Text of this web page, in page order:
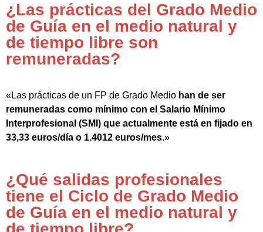
¿Las prácticas del Grado Medio
de Guía en el medio natural y
de tiempo libre son
remuneradas?
«Las prácticas de un FP de Grado Medio han de ser
remuneradas como mínimo con el Salario Mínimo
Interprofesional (SMI) que actualmente está en fijado en
33,33 euros/día o 1.4012 euros/mes.»
¿Qué salidas profesionales
tiene el Ciclo de Grado Medio
de Guía en el medio natural y